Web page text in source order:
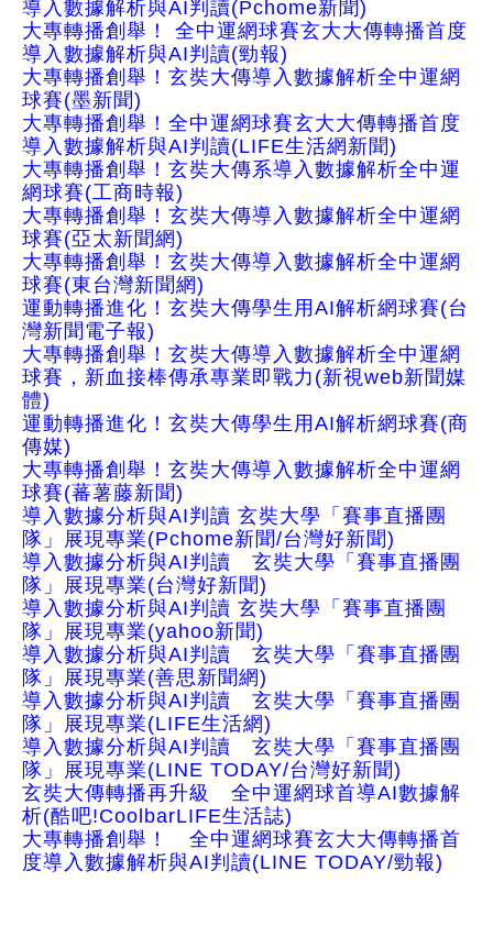
導入數據解析與AI判讀(Pchome新聞)
大專轉播創舉！ 全中運網球賽玄大大傳轉播首度
導入數據解析與AI判讀(勁報)
大專轉播創舉！玄奘大傳導入數據解析全中運網
球賽(墨新聞)
大專轉播創舉！全中運網球賽玄大大傳轉播首度
導入數據解析與AI判讀(LIFE生活網新聞)
大專轉播創舉！玄奘大傳系導入數據解析全中運
網球賽(工商時報)
大專轉播創舉！玄奘大傳導入數據解析全中運網
球賽(亞太新聞網)
大專轉播創舉！玄奘大傳導入數據解析全中運網
球賽(東台灣新聞網)
運動轉播進化！玄奘大傳學生用AI解析網球賽(台
灣新聞電子報)
大專轉播創舉！玄奘大傳導入數據解析全中運網
球賽，新血接棒傳承專業即戰力(新視web新聞媒
體)
運動轉播進化！玄奘大傳學生用AI解析網球賽(商
傳媒)
大專轉播創舉！玄奘大傳導入數據解析全中運網
球賽(蕃薯藤新聞)
導入數據分析與AI判讀 玄奘大學「賽事直播團
隊」展現專業(Pchome新聞/台灣好新聞)
導入數據分析與AI判讀 玄奘大學「賽事直播團
隊」展現專業(台灣好新聞)
導入數據分析與AI判讀 玄奘大學「賽事直播團
隊」展現專業(yahoo新聞)
導入數據分析與AI判讀 玄奘大學「賽事直播團
隊」展現專業(善思新聞網)
導入數據分析與AI判讀 玄奘大學「賽事直播團
隊」展現專業(LIFE生活網)
導入數據分析與AI判讀 玄奘大學「賽事直播團
隊」展現專業(LINE TODAY/台灣好新聞)
玄奘大傳轉播再升級 全中運網球首導AI數據解
析(酷吧!CoolbarLIFE生活誌)
大專轉播創舉！ 全中運網球賽玄大大傳轉播首
度導入數據解析與AI判讀(LINE TODAY/勁報)